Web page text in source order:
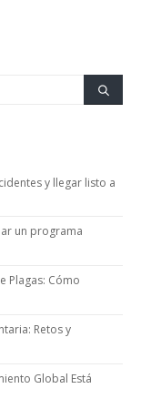
y llegar listo a
un programa
Plagas: Cómo
Retos y
Global Está